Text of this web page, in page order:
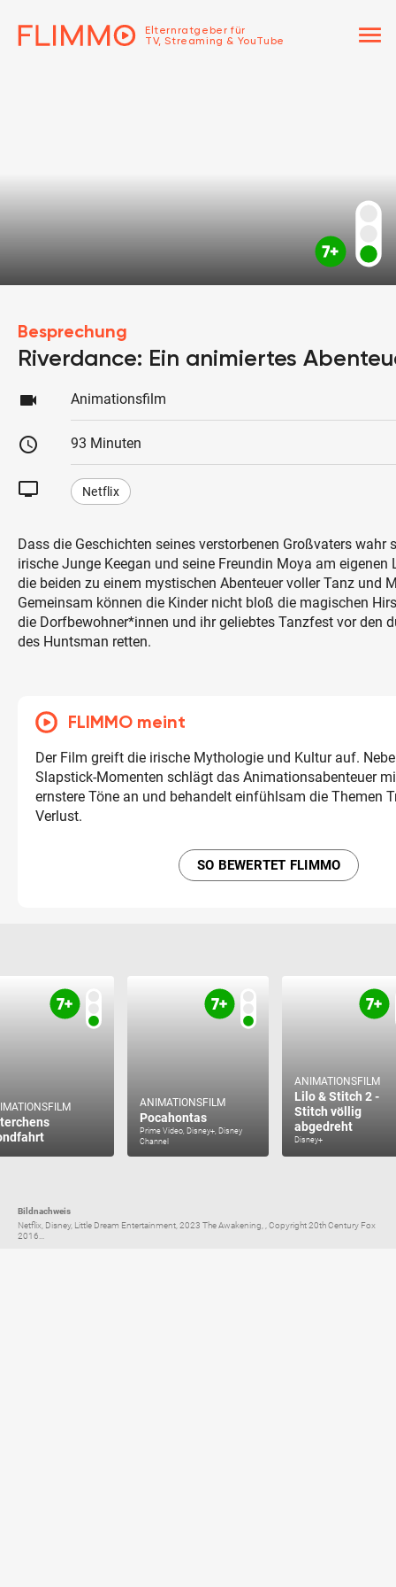
Elternratgeber für
TV, Streaming & YouTube
menu
Besprechung
Riverdance: Ein animiertes
videocam Animationsfilm
schedule 93 Minuten
tv Netflix
Dass die Geschichten seines verstorbenen Großvaters wahr
irische Junge Keegan und seine Freundin Moya am eigenen
die beiden zu einem mystischen Abenteuer voller Tanz und
Gemeinsam können die Kinder nicht bloß die magischen
die Dorfbewohner*innen und ihr geliebtes Tanzfest vor den
des Huntsman retten.
FLIMMO meint
Der Film greift die irische Mythologie und Kultur auf.
Slapstick-Momenten schlägt das Animationsabenteuer
ernstere Töne an und behandelt einfühlsam die Themen
Verlust.
SO BEWERTET FLIMMO
ANIMATIONSFILM
Pocahontas
Prime Video, Disney+, Disney
Channel
ANIMATIONSFILM
Lilo & Stitch 2 -
Stitch völlig
abgedreht
Disney+
Bildnachweis
Netflix, Disney, Little Dream Entertainment, 2023 The Awakening, , Copyright 20th Century Fox
2016...